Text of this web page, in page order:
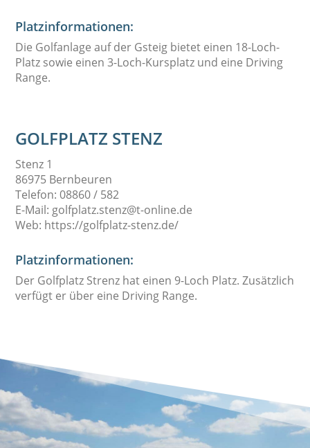
Platzinformationen:
Die Golfanlage auf der Gsteig bietet einen 18-Loch-
Platz sowie einen 3-Loch-Kursplatz und eine Driving
Range.
GOLFPLATZ STENZ
Stenz 1
86975 Bernbeuren
Telefon: 08860 / 582
E-Mail: golfplatz.stenz@t-online.de
Web: https://golfplatz-stenz.de/
Platzinformationen:
Der Golfplatz Strenz hat einen 9-Loch Platz. Zusätzlich
verfügt er über eine Driving Range.